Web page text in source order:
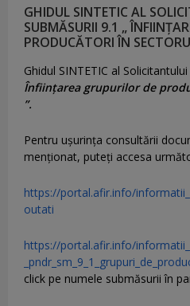
GHIDUL SINTETIC AL
SUBMĂSURII 9.1 „
PRODUCĂTORI ÎN
Ghidul SINTETIC al
Înființarea grupurilor de
”.
Pentru uşurinţa consultării
menţionat, puteţi accesa
https://portal.afir.info/
outati
https://portal.afir.info/
click pe numele submăsurii în